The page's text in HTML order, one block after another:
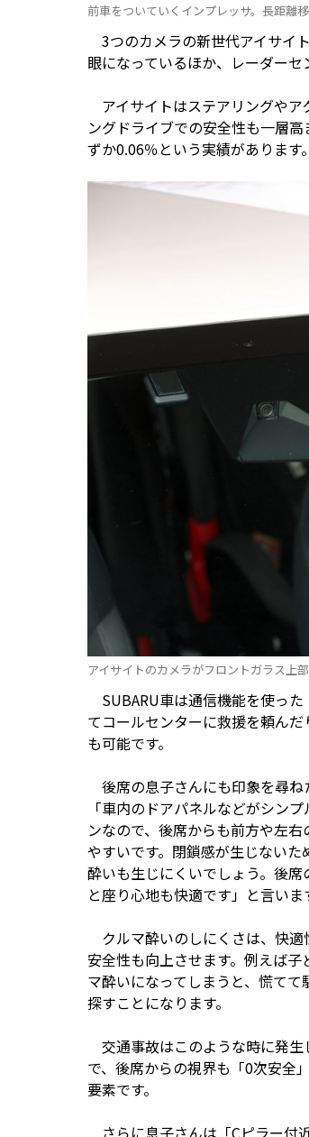
前車をついていくインプレッサ。長距離
3つのカメラの新世代アイサイ
眼になっているほか、レーダー
アイサイトはステアリングやア
ングドライブでの安全性も一層
ずか0.06％という実績があります。
アイサイトのカメラがフロントガラス
SUBARU車は通信機能を使った
てコールセンターに救援を頼ん
も可能です。
後席の息子さんにも印象を尋ね
「車内のドアパネルなどがシン
ンなので、後席からも前方や左右
やすいです。閉鎖感が生じないた
酔いも生じにくいでしょう。後席
と座り心地も快適です」と言いま
クルマ酔いのしにくさは、快適
安全性も向上させます。例えば子
マ酔いになってしまうと、慌てて
探すことになります。
交通事故はこのような時に発生
で、後席からの視界も「0次安全
要素です。
さらに息子さんは「Cピラー付